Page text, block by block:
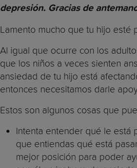
depresión. Gracias de
Lamento mucho que tu hijo esté
Al igual que ocurre con los
que los niños a veces sienten
ansiedad de tu hijo está
entonces necesitamos darle
Estos son algunos cosas que
Intenta entender qué le está
que entiendas qué está
mejor posición para poder